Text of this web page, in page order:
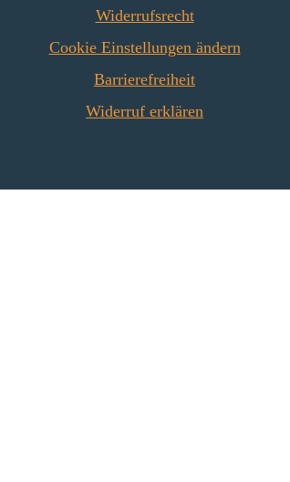
Widerrufsrecht
Cookie Einstellungen ändern
Barrierefreiheit
Widerruf erklären